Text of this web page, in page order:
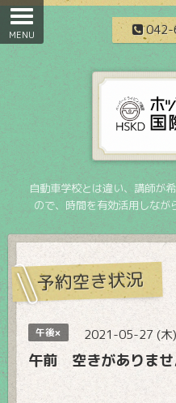
自動車学校とは違い、講師が
ので、時間を有効活用しなが
予約空き状況
午後× 2021-05-27 (木)
午前 空きがありませ